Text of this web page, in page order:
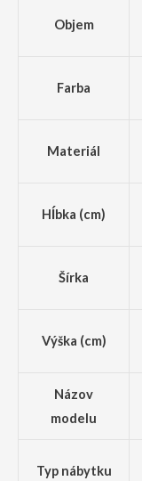
Objem
Farba
Materiál
Hĺbka (cm)
Šírka
Výška (cm)
Názov
modelu
Typ nábytku